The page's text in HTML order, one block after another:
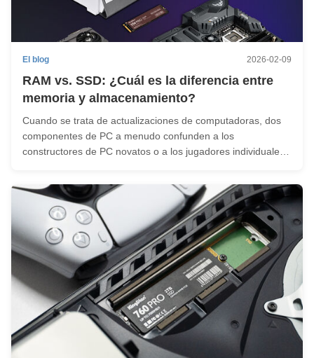
El blog 2026-02-09
RAM vs. SSD: ¿Cuál es la diferencia entre
memoria y almacenamiento?
Cuando se trata de actualizaciones de computadoras, dos
componentes de PC a menudo confunden a los
constructores de PC novatos o a los jugadores individuales:
SSD? Aunque ambas desempeñan funciones vitales en el
sistema, sus funciones son distintas y ...